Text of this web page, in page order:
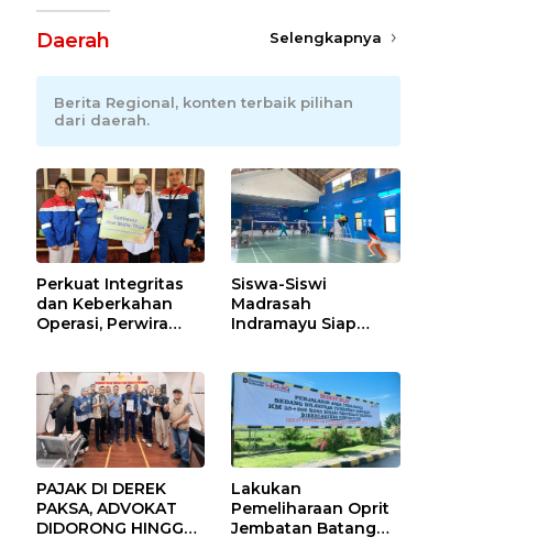
Daerah Selengkapnya
Berita Regional, konten terbaik pilihan
dari daerah.
Perkuat Integritas
dan Keberkahan
Operasi, Perwira
Siswa-Siswi
Madrasah
Indramayu Siap
Provinsi 2026
PAJAK DI DEREK
PAKSA, ADVOKAT
DIDORONG HINGGA
Lakukan
Pemeliharaan Oprit
Jembatan Batang